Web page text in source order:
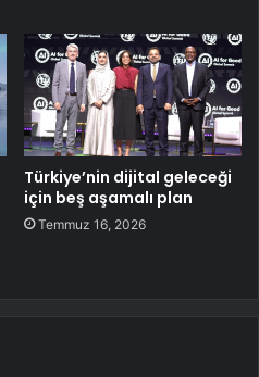
Türkiye’nin dijital geleceği
için beş aşamalı plan
Temmuz 16, 2026